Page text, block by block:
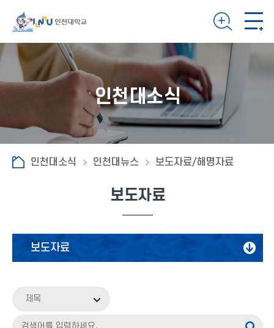
인천대소식
인천대소식 인천대뉴스 보도자료/해명자료
보도자료
보도자료
해명자료
제목